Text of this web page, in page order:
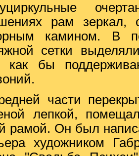
рам зеркал,
камином. В
сетки
как бы
части
лепкой,
рамой. Он был
художником